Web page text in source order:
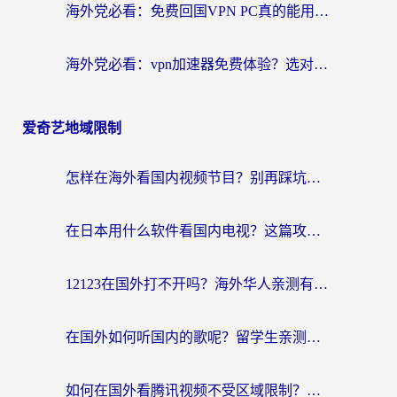
海外党必看：免费回国VPN PC真的能用？附国内高速VPN选择全攻略
海外党必看：vpn加速器免费体验？选对回国加速器才能无缝刷国内剧玩国服
爱奇艺地域限制
怎样在海外看国内视频节目？别再踩坑！留学生和海外华人的专属解决方案
在日本用什么软件看国内电视？这篇攻略帮你告别地域限制
12123在国外打不开吗？海外华人亲测有效的回国加速方案
在国外如何听国内的歌呢？留学生亲测有效的回国加速方案
如何在国外看腾讯视频不受区域限制？留学生亲测有效的回国加速指南